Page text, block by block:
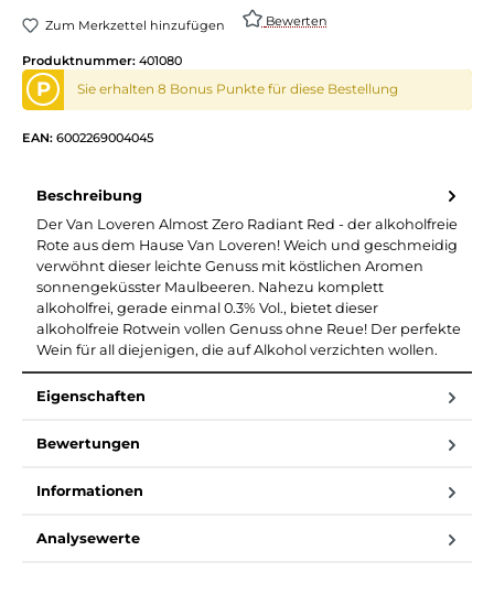
Zum Merkzettel hinzufügen Bewerten
Produktnummer: 401080
P Sie erhalten 8 Bonus Punkte für diese Bestellung
EAN: 6002269004045
Beschreibung
Der Van Loveren Almost Zero Radiant Red - der alkoholfreie
Rote aus dem Hause Van Loveren! Weich und geschmeidig
verwöhnt dieser leichte Genuss mit köstlichen Aromen
sonnengeküsster Maulbeeren. Nahezu komplett
alkoholfrei, gerade einmal 0.3% Vol., bietet dieser
alkoholfreie Rotwein vollen Genuss ohne Reue! Der perfekte
Wein für all diejenigen, die auf Alkohol verzichten wollen.
Eigenschaften
Bewertungen
Informationen
Analysewerte